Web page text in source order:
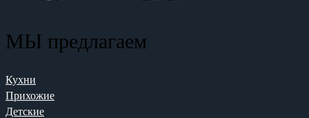
МЫ предлагаем
Кухни
Прихожие
Детские